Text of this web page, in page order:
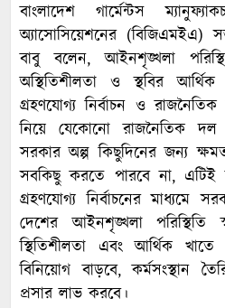
বাংলাদেশ গার্মেন্টস
অ্যাসোসিয়েশনের (বিজিএমইএ)
বাবু বলেন, আইনশৃঙ্খলা
অস্থিতিশীলতা ও স্থবির
গ্রহণযোগ্য নির্বাচন ও
নিয়ে যেকোনো রাজনৈতিক দল
সরকার অল্প কিছুদিনের জন্য
সবকিছু করতে পারবে না, এটিই
গ্রহণযোগ্য নির্বাচনের
দেশের আইনশৃঙ্খলা পরিস্থিতি
স্থিতিশীলতা এবং আর্থিক
বিনিয়োগ বাড়বে, কর্মসংস্থান
প্রসার লাভ করবে।